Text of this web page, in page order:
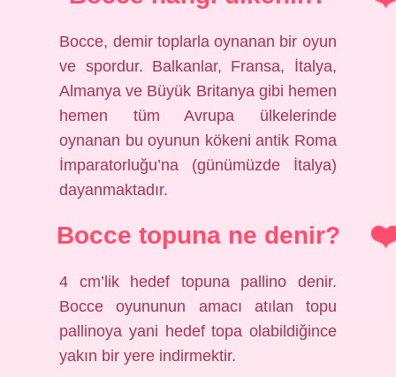
Bocce, demir toplarla oynanan bir oyun
ve spordur. Balkanlar, Fransa, İtalya,
Almanya ve Büyük Britanya gibi hemen
hemen tüm Avrupa ülkelerinde
oynanan bu oyunun kökeni antik Roma
İmparatorluğu’na (günümüzde İtalya)
dayanmaktadır.
Bocce topuna ne denir?
4 cm’lik hedef topuna pallino denir.
Bocce oyununun amacı atılan topu
pallinoya yani hedef topa olabildiğince
yakın bir yere indirmektir.